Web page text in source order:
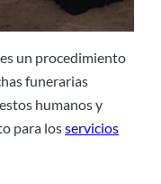
un procedimiento
funerarias
humanos y
para losservicios